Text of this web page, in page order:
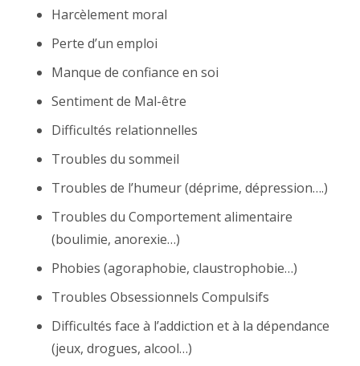
Harcèlement moral
Perte d’un emploi
Manque de confiance en soi
Sentiment de Mal-être
Difficultés relationnelles
Troubles du sommeil
Troubles de l’humeur (déprime, dépression….)
Troubles du Comportement alimentaire
(boulimie, anorexie…)
Phobies (agoraphobie, claustrophobie…)
Troubles Obsessionnels Compulsifs
Difficultés face à l’addiction et à la dépendance
(jeux, drogues, alcool…)